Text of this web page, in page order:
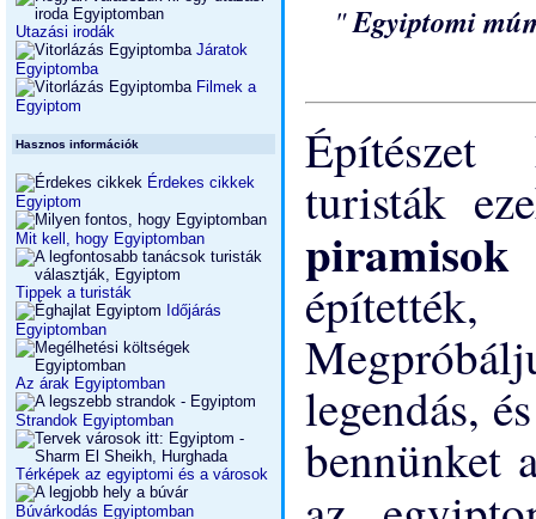
Utazási irodák
Járatok
Egyiptomba
Filmek a
Egyiptom
Hasznos információk
Érdekes cikkek
Egyiptom
Mit kell, hogy Egyiptomban
Tippek a turisták
Időjárás
Egyiptomban
Az árak Egyiptomban
Strandok Egyiptomban
Térképek az egyiptomi és a városok
Búvárkodás Egyiptomban
"Egyiptomi
Építészet
turisták
legendás,
bennünket